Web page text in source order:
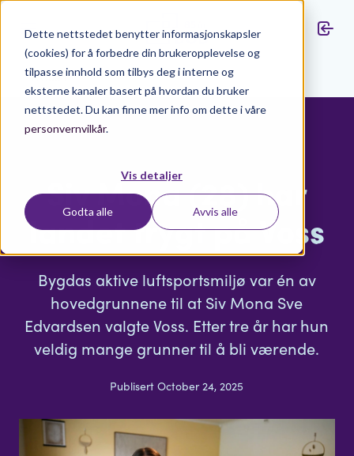
Dette nettstedet benytter informasjonskapsler
(cookies) for å forbedre din brukeropplevelse og
tilpasse innhold som tilbys deg i interne og
eksterne kanaler basert på hvordan du bruker
nettstedet. Du kan finne mer info om dette i våre
personvernvilkår.
Vis detaljer
Godta alle Avvis alle
Aktuelt
Siv Mona (28) har
landet trygt på Voss
Bygdas aktive luftsportsmiljø var én av
hovedgrunnene til at Siv Mona Sve
Edvardsen valgte Voss. Etter tre år har hun
veldig mange grunner til å bli værende.
Publisert October 24, 2025